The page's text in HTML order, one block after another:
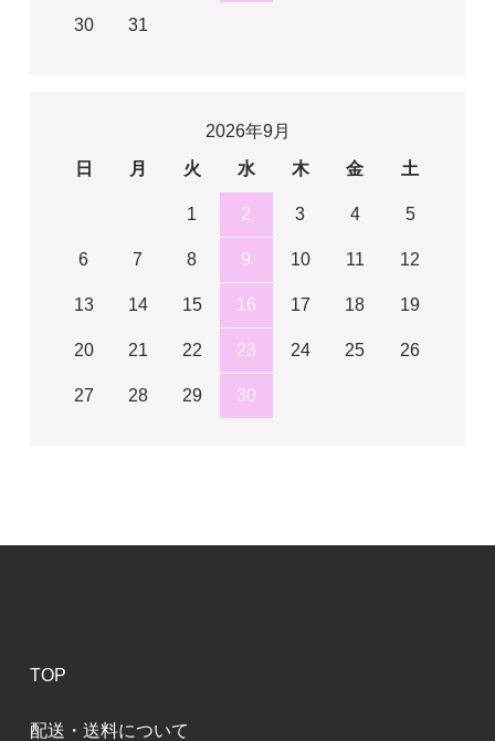
30 31
2026年9月
日
月 火 水 木 金 土
1 2 3 4 5
6 7 8 9 10 11 12
13 14 15 16 17 18 19
20 21 22 23 24 25 26
27 28 29 30
TOP
配送・送料について